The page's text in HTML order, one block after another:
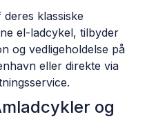
klassiske
el-ladcykel, tilbyder
og vedligeholdelse på
eller direkte via
og